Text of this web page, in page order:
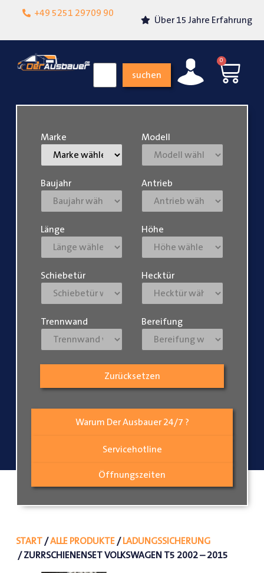
+49 5251 29709 90
Lokalgeschäft in
Über 15 Jahre Erfahrung
suchen
0
Warum Der Ausbauer 24/7 ?
Servicehotline
Öffnungszeiten
Marke Modell
Baujahr Antrieb
Länge Höhe
Schiebetür Hecktür
Trennwand Bereifung
Zurücksetzen
START/ALLE PRODUKTE/LADUNGSSICHERUNG
/ ZURRSCHIENENSET VOLKSWAGEN T5 2002 – 2015